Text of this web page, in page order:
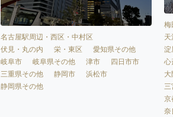
名古屋駅周辺・西区・中村区
伏見・丸の内
栄・東区
愛知県その他
岐阜市
岐阜県その他 津市
四日市市
三重県その他
静岡市
浜松市
静岡県その他
梅
天
淀
心
大
三
京
奈